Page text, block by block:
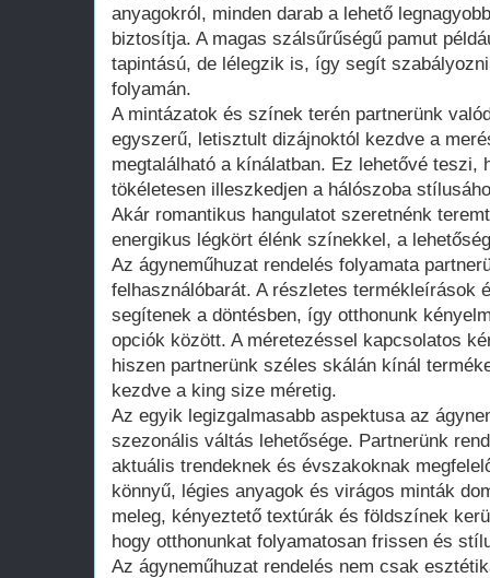
anyagokról, minden darab a lehető
biztosítja. A magas szálsűrűségű pamut
tapintású, de lélegzik is, így segít
folyamán.
A mintázatok és színek terén partnerünk
egyszerű, letisztult dizájnoktól kezdve a
megtalálható a kínálatban. Ez lehetővé teszi,
tökéletesen illeszkedjen a hálószoba
Akár romantikus hangulatot szeretnénk
energikus légkört élénk színekkel, a
Az ágyneműhuzat rendelés folyamata
felhasználóbarát. A részletes termékleírások
segítenek a döntésben, így otthonunk
opciók között. A méretezéssel kapcsolatos
hiszen partnerünk széles skálán kínál
kezdve a king size méretig.
Az egyik legizgalmasabb aspektusa az
szezonális váltás lehetősége. Partnerünk
aktuális trendeknek és évszakoknak
könnyű, légies anyagok és virágos minták
meleg, kényeztető textúrák és földszínek
hogy otthonunkat folyamatosan frissen és
Az ágyneműhuzat rendelés nem csak